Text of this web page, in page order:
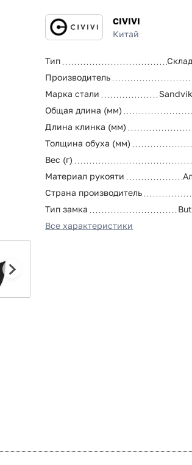
CIVIVI
Китай
Тип
Производитель
Марка стали
Общая длина (мм)
Длина клинка (мм)
Толщина обуха (мм)
Вес (г)
Материал рукояти
Страна производитель
Тип замка
Все характеристики